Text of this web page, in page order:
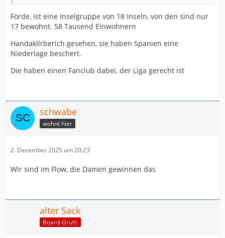
Förde, ist eine Inselgruppe von 18 Inseln, von den sind nur
17 bewohnt. 58 Tausend Einwohnern
Handakllrberich gesehen, sie haben Spanien eine
Niederlage beschert.
Die haben einen Fanclub dabei, der Liga gerecht ist
schwabe
wohnt hier
2. Dezember 2025 um 20:23
Wir sind im Flow, die Damen gewinnen das
alter Sack
Board-Grufti